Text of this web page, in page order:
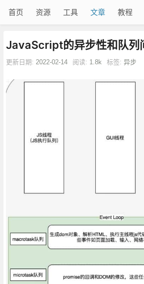
首页 资源 工具 文章 教程
JavaScript的异步性和队列
更新日期: 2022-02-14 阅读: 1.8k 标签: 异步